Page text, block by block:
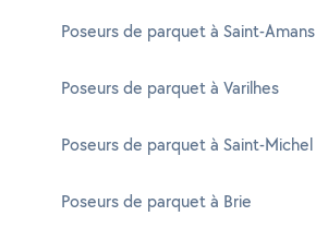
Poseurs de parquet à Saint-Amans
Poseurs de parquet à Varilhes
Poseurs de parquet à Saint-Michel
Poseurs de parquet à Brie